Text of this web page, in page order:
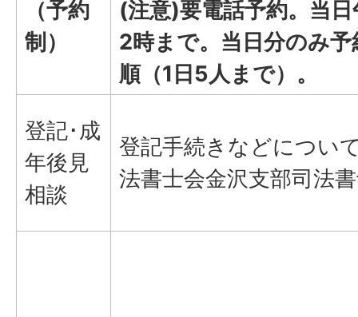
（予約
制）
(注意)要電話予約。当
2時まで。当日分のみ予
順（1日5人まで）。
登記･成
年後見
相談
登記手続きなどについ
法書士会金沢支部司法